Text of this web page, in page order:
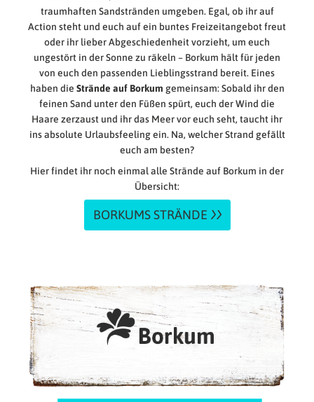
traumhaften Sandstränden umgeben. Egal, ob ihr auf
Action steht und euch auf ein buntes Freizeitangebot freut
oder ihr lieber Abgeschiedenheit vorzieht, um euch
ungestört in der Sonne zu räkeln – Borkum hält für jeden
von euch den passenden Lieblingsstrand bereit. Eines
haben die Strände auf Borkum gemeinsam: Sobald ihr den
feinen Sand unter den Füßen spürt, euch der Wind die
Haare zerzaust und ihr das Meer vor euch seht, taucht ihr
ins absolute Urlaubsfeeling ein. Na, welcher Strand gefällt
euch am besten?
Hier findet ihr noch einmal alle Strände auf Borkum in der
Übersicht:
BORKUMS STRÄNDE